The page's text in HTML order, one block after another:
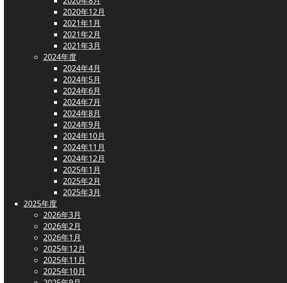
2020年12月
2021年1月
2021年2月
2021年3月
2024年度
2024年4月
2024年5月
2024年6月
2024年7月
2024年8月
2024年9月
2024年10月
2024年11月
2024年12月
2025年1月
2025年2月
2025年3月
2025年度
2026年3月
2026年2月
2026年1月
2025年12月
2025年11月
2025年10月